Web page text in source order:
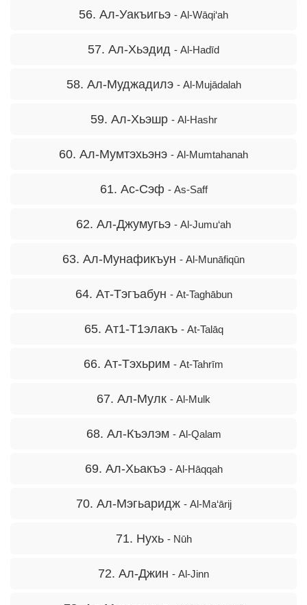
56. Ал-Уакъигьэ - Al-Wāqi‘ah
57. Ал-Хьэдид - Al-Hadīd
58. Ал-Муджадилэ - Al-Mujādalah
59. Ал-Хьэшр - Al-Hashr
60. Ал-Мумтэхьэнэ - Al-Mumtahanah
61. Ас-Сэф - As-Saff
62. Ал-Джумугьэ - Al-Jumu‘ah
63. Ал-Мунафикъун - Al-Munāfiqūn
64. Ат-Тэгъабун - At-Taghābun
65. Ат1-Т1элакъ - At-Talāq
66. Ат-Тэхьрим - At-Tahrīm
67. Ал-Мулк - Al-Mulk
68. Ал-Къэлэм - Al-Qalam
69. Ал-Хьакъэ - Al-Hāqqah
70. Ал-Мэгьаридж - Al-Ma‘ārij
71. Нухь - Nūh
72. Ал-Джин - Al-Jinn